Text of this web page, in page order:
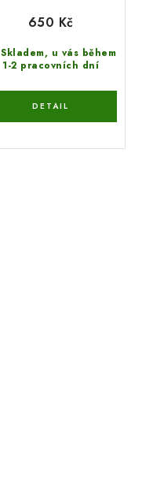
Skladem, u vás během
1-2 pracovních dní
650 Kč